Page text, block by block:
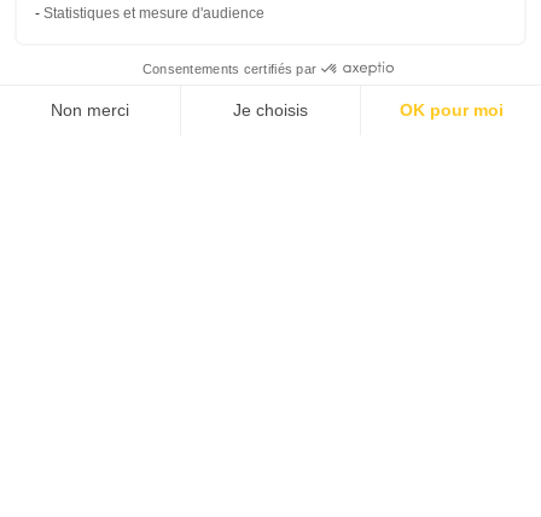
Statistiques et mesure d'audience
Consentements certifiés par
Non merci Je choisis OK pour moi